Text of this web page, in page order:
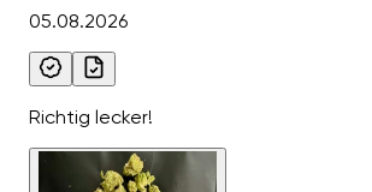
05.08.2026
Richtig lecker!